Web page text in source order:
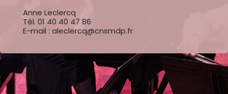
Anne Leclercq
Tél. 01 40 40 47 86
E-mail : aleclercq@cnsmdp.fr